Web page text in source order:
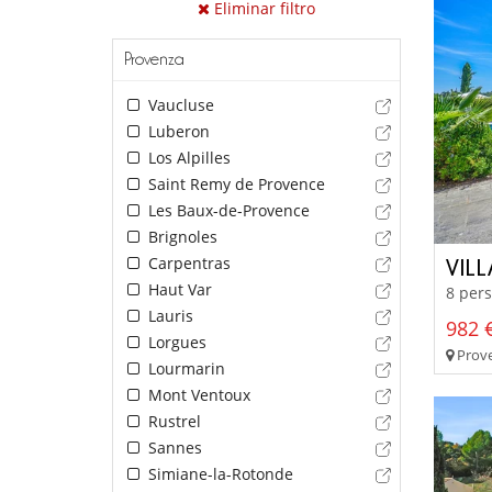
Eliminar filtro
Provenza
Vaucluse
Luberon
Los Alpilles
Saint Remy de Provence
Les Baux-de-Provence
Brignoles
Carpentras
Haut Var
Lauris
Lorgues
Lourmarin
Mont Ventoux
Rustrel
Sannes
Simiane-la-Rotonde
8
982